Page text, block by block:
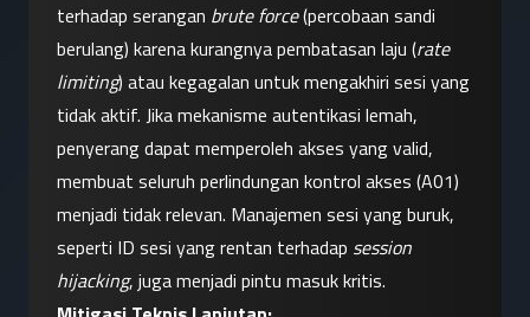
terhadap serangan brute force (percobaan sandi
berulang) karena kurangnya pembatasan laju (rate
limiting) atau kegagalan untuk mengakhiri sesi yang
tidak aktif. Jika mekanisme autentikasi lemah,
penyerang dapat memperoleh akses yang valid,
membuat seluruh perlindungan kontrol akses (A01)
menjadi tidak relevan. Manajemen sesi yang buruk,
seperti ID sesi yang rentan terhadap session
hijacking, juga menjadi pintu masuk kritis.